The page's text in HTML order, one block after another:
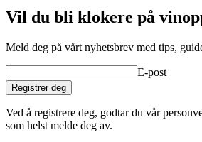
Vil du bli klokere på
Meld deg på vårt nyhetsbrev med tips,
E-post
Registrer deg
Ved å registrere deg, godtar du vår
som helst melde deg av.